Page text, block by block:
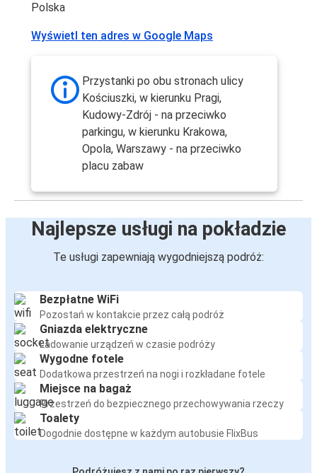
Polska
Wyświetl ten adres w Google Maps
Przystanki po obu stronach ulicy
Kościuszki, w kierunku Pragi,
Kudowy-Zdrój - na przeciwko
parkingu, w kierunku Krakowa,
Opola, Warszawy - na przeciwko
placu zabaw
Najlepsze usługi na pokładzie
Te usługi zapewniają wygodniejszą podróż:
Bezpłatne WiFi
Pozostań w kontakcie przez całą podróż
Gniazda elektryczne
Ładowanie urządzeń w czasie podróży
Wygodne fotele
Dodatkowa przestrzeń na nogi i rozkładane fotele
Miejsce na bagaż
Przestrzeń do bezpiecznego przechowywania rzeczy
Toalety
Dogodnie dostępne w każdym autobusie FlixBus